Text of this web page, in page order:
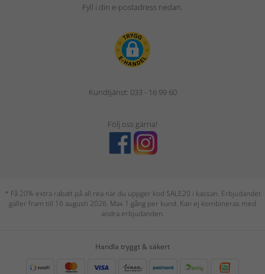
Fyll i din e-postadress nedan.
Kundtjänst: 033 - 16 99 60
Följ oss gärna!
* Få 20% extra rabatt på all rea när du uppger kod SALE20 i kassan. Erbjudandet
gäller fram till 16 augusti 2026. Max 1 gång per kund. Kan ej kombineras med
andra erbjudanden.
Handla tryggt & säkert